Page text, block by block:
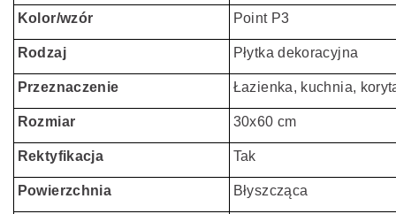
Kolor/wzór Point P3
Rodzaj Płytka dekoracyjna
Przeznaczenie Łazienka, kuchnia,
Rozmiar 30x60 cm
Rektyfikacja Tak
Powierzchnia Błyszcząca